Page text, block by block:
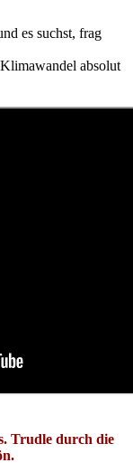
es suchst, frag
absolut
Trudle durch die